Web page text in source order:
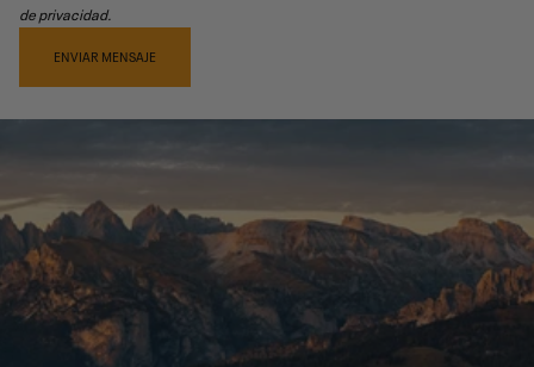
de privacidad.
ENVIAR MENSAJE